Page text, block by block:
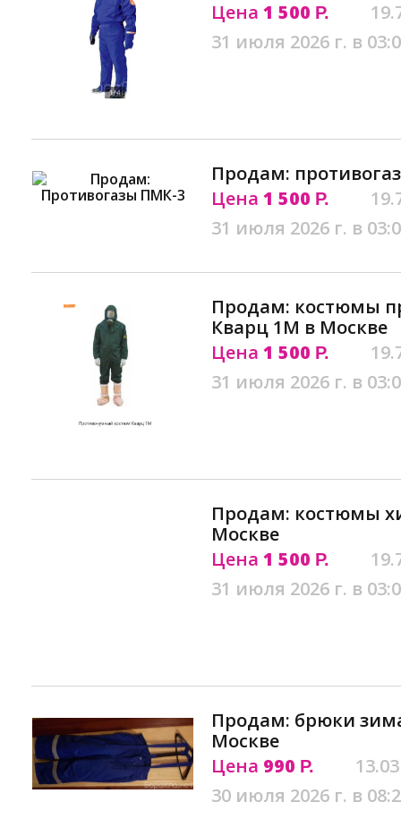
Цена 1 500 Р.
31 июля 2026 г. в
Продам:
Цена 1 500 Р.
31 июля 2026 г. в
Продам: костюмы
Кварц 1М в Москве
Цена 1 500 Р.
31 июля 2026 г. в
Продам: костюмы
Москве
Цена 1 500 Р.
31 июля 2026 г. в
Продам: брюки
Москве
Цена 990 Р.
30 июля 2026 г. в